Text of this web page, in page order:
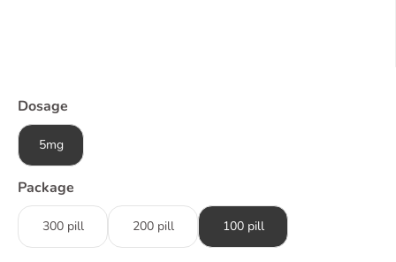
Dosage
5mg
Package
300 pill 200 pill 100 pill